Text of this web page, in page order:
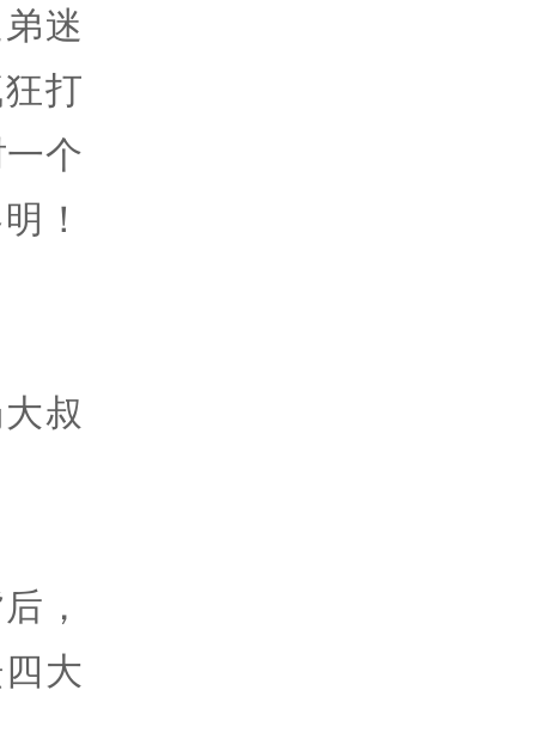
迷
打
个
！
叔
，
大